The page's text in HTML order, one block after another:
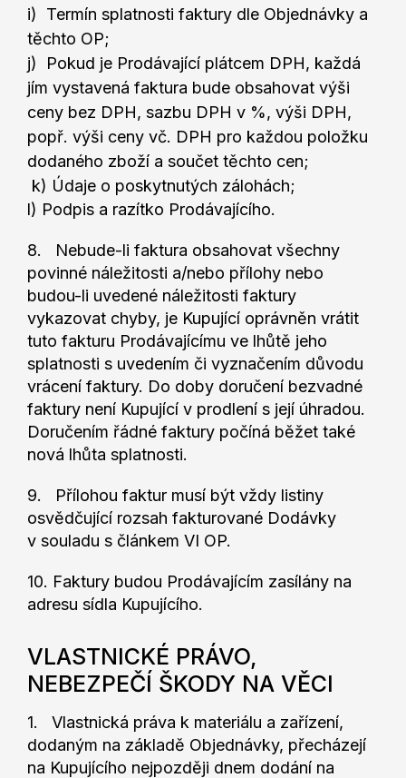
i) Termín splatnosti faktury dle Objednávky a
těchto OP;
j) Pokud je Prodávající plátcem DPH, každá
jím vystavená faktura bude obsahovat výši
ceny bez DPH, sazbu DPH v %, výši DPH,
popř. výši ceny vč. DPH pro každou položku
dodaného zboží a součet těchto cen;
k) Údaje o poskytnutých zálohách;
l) Podpis a razítko Prodávajícího.
8. Nebude-li faktura obsahovat všechny
povinné náležitosti a/nebo přílohy nebo
budou-li uvedené náležitosti faktury
vykazovat chyby, je Kupující oprávněn vrátit
tuto fakturu Prodávajícímu ve lhůtě jeho
splatnosti s uvedením či vyznačením důvodu
vrácení faktury. Do doby doručení bezvadné
faktury není Kupující v prodlení s její úhradou.
Doručením řádné faktury počíná běžet také
nová lhůta splatnosti.
9. Přílohou faktur musí být vždy listiny
osvědčující rozsah fakturované Dodávky
v souladu s článkem VI OP.
10. Faktury budou Prodávajícím zasílány na
adresu sídla Kupujícího.
VLASTNICKÉ PRÁVO,
NEBEZPEČÍ ŠKODY NA VĚCI
1. Vlastnická práva k materiálu a zařízení,
dodaným na základě Objednávky, přecházejí
na Kupujícího nejpozději dnem dodání na